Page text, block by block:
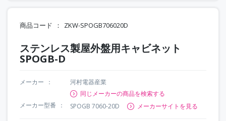
商品コード ZKW-SPOGB706020D
ステンレス製屋外盤用キャビネット
SPOGB-D
メーカー
河村電器産業
同じメーカーの商品を検索する
メーカー型番
SPOGB 7060-20D メーカーサイトを見る